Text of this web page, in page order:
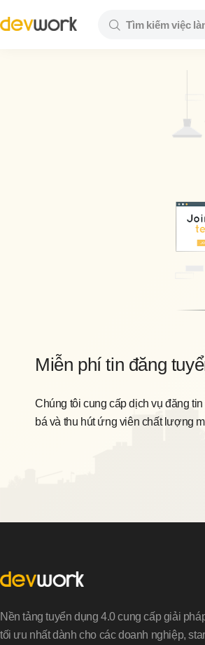
Miễn phí tin đăng
Chúng tôi cung cấp dịch vụ đăng
bá và thu hút ứng viên chất lượng
Nền tảng tuyển dụng 4.0 cung cấp giải
tối ưu nhất dành cho các doanh nghiệp,